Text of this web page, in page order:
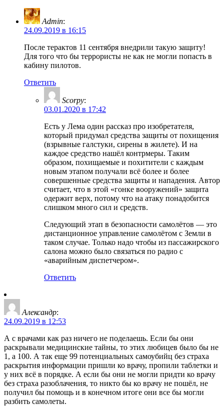
Admin:
24.09.2019 в 16:15
После терактов 11 сентября внедрили такую защиту!
Для того что бы террористы не как не могли попасть в
кабину пилотов.
Ответить
Scorpy:
03.01.2020 в 17:42
Есть у Лема один рассказ про изобретателя,
который придумал средства защиты от похищения
(взрывные галстуки, сирены в жилете). И на
каждое средство нашёл контрмеры. Таким
образом, похищаемые и похитители с каждым
новым этапом получали всё более и более
совершенные средства защиты и нападения. Автор
считает, что в этой «гонке вооружений» защита
одержит верх, потому что на атаку понадобится
слишком много сил и средств.
Следующий этап в безопасности самолётов — это
дистанционное управление самолётом с Земли в
таком случае. Только надо чтобы из пассажирского
салона можно было связаться по радио с
«аварийным диспетчером».
Ответить
Александр:
24.09.2019 в 12:53
А с врачами как раз ничего не поделаешь. Если бы они
раскрывали медицинские тайны, то этих любицев было бы не
1, а 100. А так еще 99 потенциальных самоубийц без страха
раскрытия информации пришли ко врачу, пропили таблетки и
у них всё в порядке. А если бы они не могли придти ко врачу
без страха разоблачения, то никто бы ко врачу не пошёл, не
получил бы помощь и в конечном итоге они все бы могли
разбить самолеты.